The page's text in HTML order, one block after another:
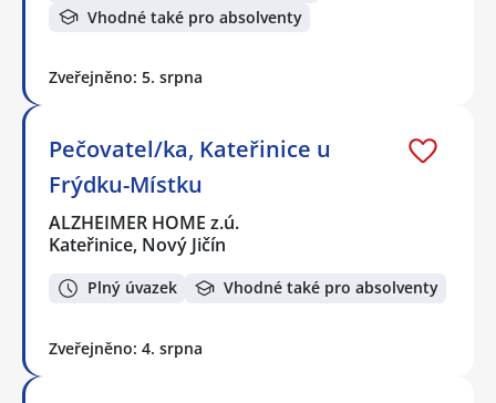
Vhodné také pro absolventy
Zveřejněno: 5. srpna
Pečovatel/ka, Kateřinice u
Frýdku-Místku
ALZHEIMER HOME z.ú.
Kateřinice, Nový Jičín
Plný úvazek Vhodné také pro absolventy
Zveřejněno: 4. srpna